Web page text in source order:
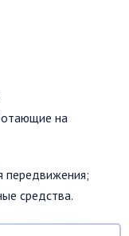
на
передвижения;
средства.